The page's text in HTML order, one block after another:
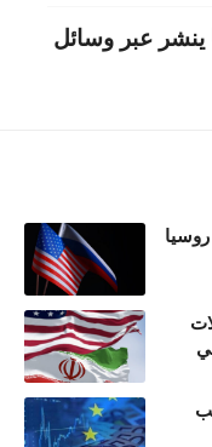
ينشر عبر وسائل